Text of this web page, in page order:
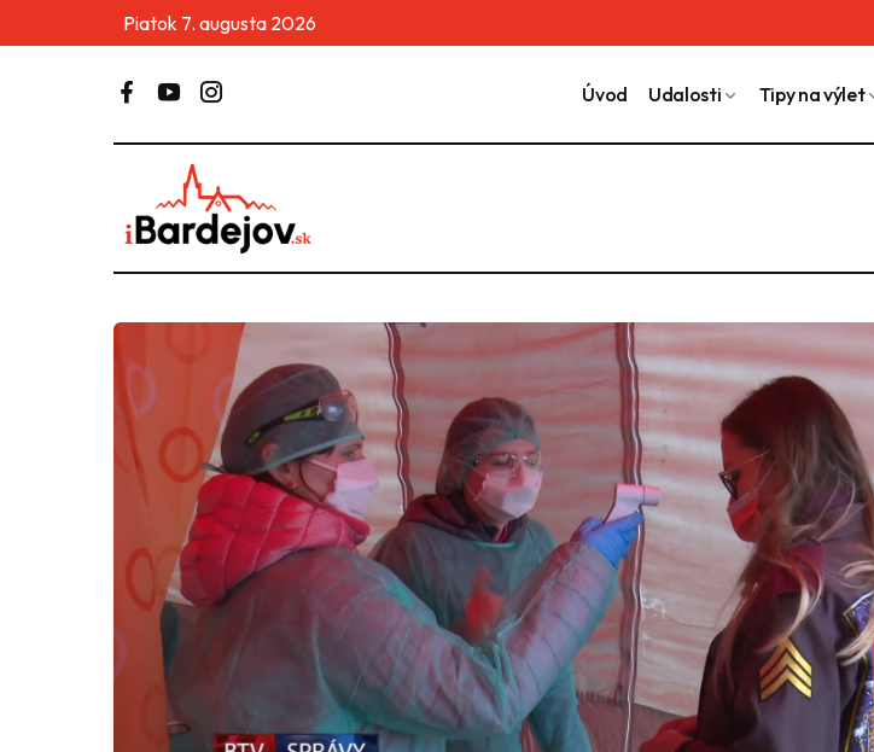
Piatok 7. augusta 2026
Úvod Udalosti Tipy na výlet